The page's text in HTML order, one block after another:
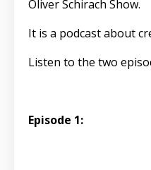
Oliver Schirach Show.
It is a podcast about
Listen to the two
Episode 1: